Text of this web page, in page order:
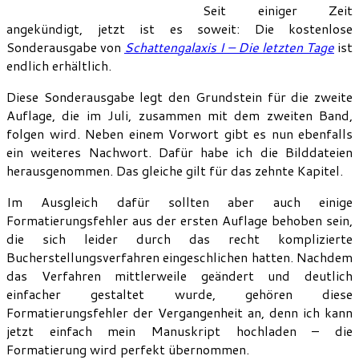
Seit einiger Zeit
angekündigt, jetzt ist es soweit: Die kostenlose
Sonderausgabe von Schattengalaxis I – Die letzten Tage ist
endlich erhältlich.
Diese Sonderausgabe legt den Grundstein für die zweite
Auflage, die im Juli, zusammen mit dem zweiten Band,
folgen wird. Neben einem Vorwort gibt es nun ebenfalls
ein weiteres Nachwort. Dafür habe ich die Bilddateien
herausgenommen. Das gleiche gilt für das zehnte Kapitel.
Im Ausgleich dafür sollten aber auch einige
Formatierungsfehler aus der ersten Auflage behoben sein,
die sich leider durch das recht komplizierte
Bucherstellungsverfahren eingeschlichen hatten. Nachdem
das Verfahren mittlerweile geändert und deutlich
einfacher gestaltet wurde, gehören diese
Formatierungsfehler der Vergangenheit an, denn ich kann
jetzt einfach mein Manuskript hochladen – die
Formatierung wird perfekt übernommen.